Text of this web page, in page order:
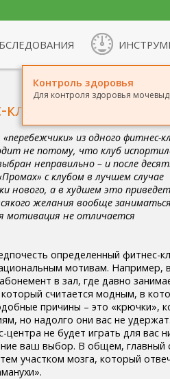
Контроль здоровья
Для контроля здоровья
из одного фитнес-
не потому, что клуб
неправильно – и после
с клубом в лучшем случае
нового, а в худшем это
желания вообще заниматься
мотивация не отличается
определенный фитнес-
мотивам. Например,
в зал, где давно
считается модным, в
причины – это «крючки»,
но надолго они вас не
не будет играть для вас
ваш выбор. В общем, главный
участком мозга, который